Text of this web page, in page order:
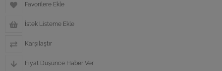
Favorilere Ekle
İstek Listeme Ekle
Karşılaştır
Fiyat Düşünce Haber Ver